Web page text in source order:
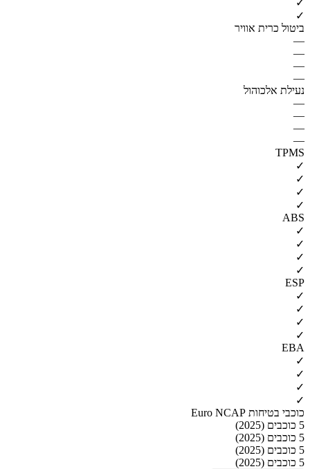
✓
ביטול כרית אוויר
—
—
—
—
נעילת אלכוהול
—
—
—
—
TPMS
✓
✓
✓
✓
ABS
✓
✓
✓
✓
ESP
✓
✓
✓
✓
EBA
✓
✓
✓
✓
כוכבי בטיחות Euro NCAP
5 כוכבים (2025)
5 כוכבים (2025)
5 כוכבים (2025)
5 כוכבים (2025)